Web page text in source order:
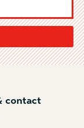
contact